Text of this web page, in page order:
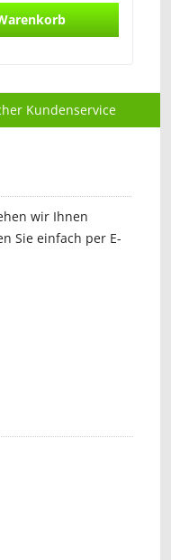
Kundenservice
wir Ihnen
Sie einfach per E-